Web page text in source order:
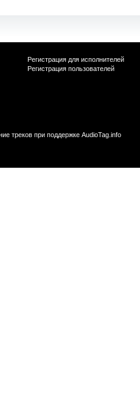
Регистрация для исполнителей
Регистрация пользователей
треков при поддержке AudioTag.info